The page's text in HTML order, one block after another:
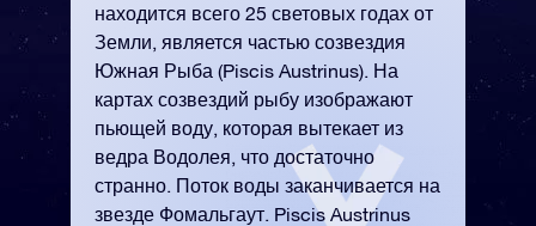
находится всего 25 световых годах от
Земли, является частью созвездия
Южная Рыба (Piscis Austrinus). На
картах созвездий рыбу изображают
пьющей воду, которая вытекает из
ведра Водолея, что достаточно
странно. Поток воды заканчивается на
звезде Фомальгаут. Piscis Austrinus